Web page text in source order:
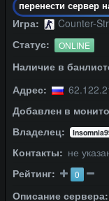
перенести сервер
Игра:
Counter-
Статус:
ONLINE
Наличие в
Адрес:
Добавлен в
Владелец:
Контакты: не
Рейтинг:
0
Описание сервера: